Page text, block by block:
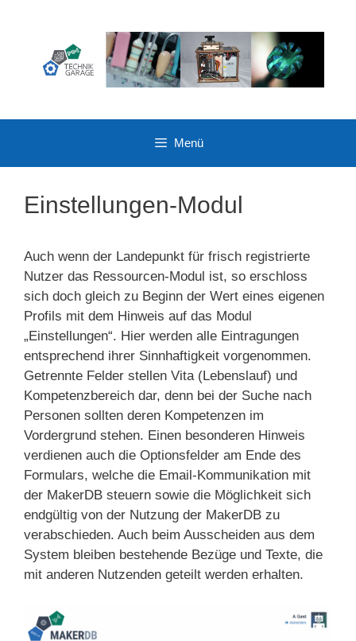
Menü
Einstellungen-Modul
Auch wenn der Landepunkt für frisch registrierte
Nutzer das Ressourcen-Modul ist, so erschloss
sich doch gleich zu Beginn der Wert eines eigenen
Profils mit dem Hinweis auf das Modul
„Einstellungen“. Hier werden alle Eintragungen
entsprechend ihrer Sinnhaftigkeit vorgenommen.
Getrennte Felder stellen Vita (Lebenslauf) und
Kompetenzbereich dar, denn bei der Suche nach
Personen sollten deren Kompetenzen im
Vordergrund stehen. Einen besonderen Hinweis
verdienen auch die Optionsfelder am Ende des
Formulars, welche die Email-Kommunikation mit
der MakerDB steuern sowie die Möglichkeit sich
endgültig von der Nutzung der MakerDB zu
verabschieden. Auch beim Ausscheiden aus dem
System bleiben bestehende Bezüge und Texte, die
mit anderen Nutzenden geteilt werden erhalten.